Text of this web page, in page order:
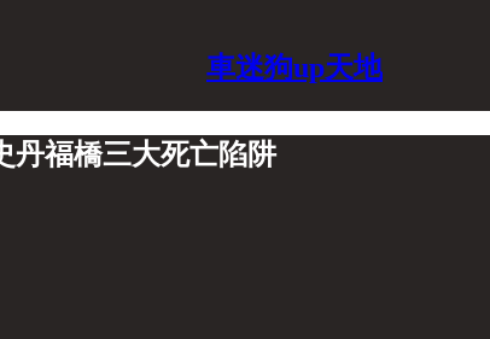
車迷狗up天地
丹福橋三大死亡陷阱